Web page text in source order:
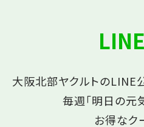
大阪北部ヤクルトのLINE
毎週「明日の元
お得なク